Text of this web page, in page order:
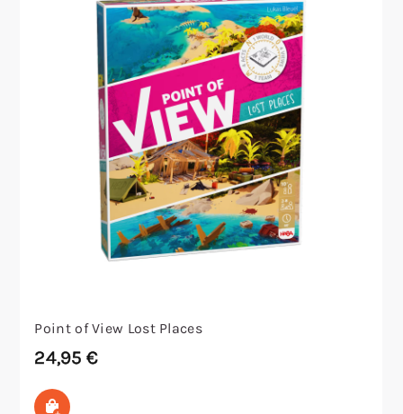
Point of View Lost Places
24,95€
In den Warenkorb